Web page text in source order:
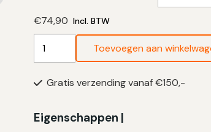
€74,90 Incl. BTW
Vuilniszakken
Liter
Trekband
Toevoegen aan
Gratis verzending vanaf €150,-
Eigenschappen |